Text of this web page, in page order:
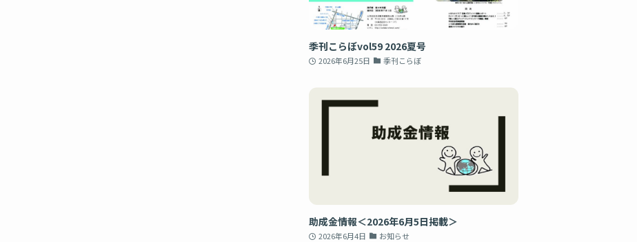
季刊こらぼvol59 2026夏号
2026年6月25日 季刊こらぼ
助成金情報＜2026年6月5日掲載＞
2026年6月4日 お知らせ